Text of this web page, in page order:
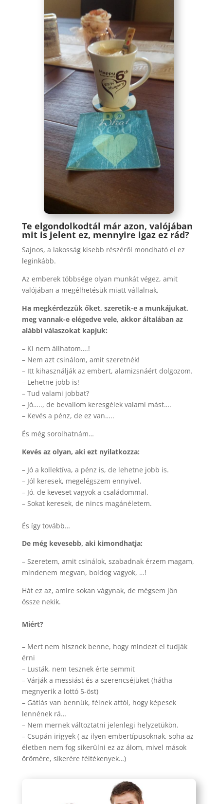
Te elgondolkodtál már azon, valójában
mit is jelent ez, mennyire igaz ez rád?
Sajnos, a lakosság kisebb részéről mondható el ez
leginkább.
Az emberek többsége olyan munkát végez, amit
valójában a megélhetésük miatt vállalnak.
Ha megkérdezzük őket, szeretik-e a munkájukat,
meg vannak-e elégedve vele, akkor általában az
alábbi válaszokat kapjuk:
– Ki nem állhatom….!
– Nem azt csinálom, amit szeretnék!
– Itt kihasználják az embert, alamizsnáért dolgozom.
– Lehetne jobb is!
– Tud valami jobbat?
– Jó….., de bevallom keresgélek valami mást….
– Kevés a pénz, de ez van…..
És még sorolhatnám…
Kevés az olyan, aki ezt nyilatkozza:
– Jó a kollektíva, a pénz is, de lehetne jobb is.
– Jól keresek, megelégszem ennyivel.
– Jó, de keveset vagyok a családommal.
– Sokat keresek, de nincs magánéletem.
És így tovább…
De még kevesebb, aki kimondhatja:
– Szeretem, amit csinálok, szabadnak érzem magam,
mindenem megvan, boldog vagyok, …!
Hát ez az, amire sokan vágynak, de mégsem jön
össze nekik.
Miért?
– Mert nem hisznek benne, hogy mindezt el tudják
érni
– Lusták, nem tesznek érte semmit
– Várják a messiást és a szerencséjüket (hátha
megnyerik a lottó 5-öst)
– Gátlás van bennük, félnek attól, hogy képesek
lennének rá…
– Nem mernek változtatni jelenlegi helyzetükön.
– Csupán irigyek ( az ilyen embertípusoknak, soha az
életben nem fog sikerülni ez az álom, mivel mások
örömére, sikerére féltékenyek…)